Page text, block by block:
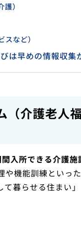
）
など）
は早めの情報収集
（介護老人
入所できる介護施
機能訓練といっ
暮らせる住まい